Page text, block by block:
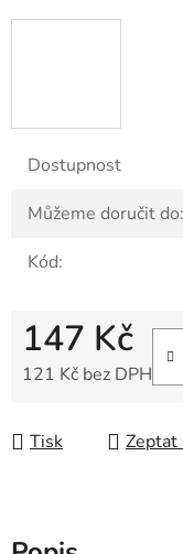
Dostupnost
Můžeme doručit do:
Kód:
147 Kč
121 Kč bez DPH
Tisk Zeptat